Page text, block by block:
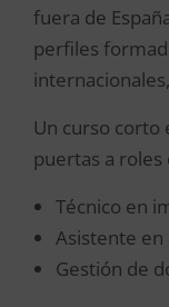
fuera de
perfiles
Un curso
puertas a roles
Técnico en
Asistente en
Gestión de